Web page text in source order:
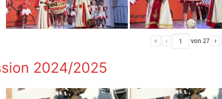
« ‹ von 27 ›
2024/2025